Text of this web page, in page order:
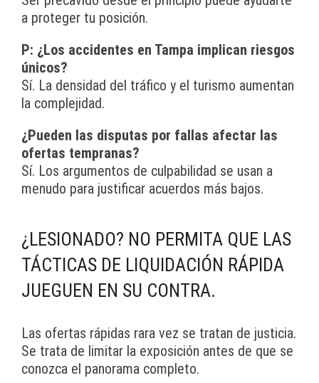
a proteger tu posición.
P: ¿Los accidentes en Tampa implican riesgos
únicos?
Sí. La densidad del tráfico y el turismo aumentan
la complejidad.
¿Pueden las disputas por fallas afectar las
ofertas tempranas?
Sí. Los argumentos de culpabilidad se usan a
menudo para justificar acuerdos más bajos.
¿LESIONADO? NO PERMITA QUE LAS
TÁCTICAS DE LIQUIDACIÓN RÁPIDA
JUEGUEN EN SU CONTRA.
Las ofertas rápidas rara vez se tratan de justicia.
Se trata de limitar la exposición antes de que se
conozca el panorama completo.